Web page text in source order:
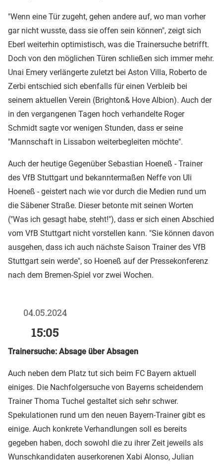
"Wenn eine Tür zugeht, gehen andere auf, wo man vorher
gar nicht wusste, dass sie offen sein können", zeigt sich
Eberl weiterhin optimistisch, was die Trainersuche betrifft.
Doch von den möglichen Türen schließen sich immer mehr.
Unai Emery verlängerte zuletzt bei Aston Villa, Roberto de
Zerbi entschied sich ebenfalls für einen Verbleib bei
seinem aktuellen Verein (Brighton& Hove Albion). Auch der
in den vergangenen Tagen hoch verhandelte Roger
Schmidt sagte vor wenigen Stunden, dass er seine
"Mannschaft in Lissabon weiterbegleiten möchte".
Auch der heutige Gegenüber Sebastian Hoeneß - Trainer
des VfB Stuttgart und bekanntermaßen Neffe von Uli
Hoeneß - geistert nach wie vor durch die Medien rund um
die Säbener Straße. Dieser betonte mit seinen Worten
("Was ich gesagt habe, steht!"), dass er sich einen Abschied
vom VfB Stuttgart nicht vorstellen kann. "Sie können davon
ausgehen, dass ich auch nächste Saison Trainer des VfB
Stuttgart sein werde", so Hoeneß auf der Pressekonferenz
nach dem Bremen-Spiel vor zwei Wochen.
04.05.2024
15:05
Trainersuche: Absage über Absagen
Auch neben dem Platz tut sich beim FC Bayern aktuell
einiges. Die Nachfolgersuche von Bayerns scheidendem
Trainer Thoma Tuchel gestaltet sich sehr schwer.
Spekulationen rund um den neuen Bayern-Trainer gibt es
einige. Auch konkrete Verhandlungen soll es bereits
gegeben haben, doch sowohl die zu ihrer Zeit jeweils als
Wunschkandidaten auserkorenen Xabi Alonso, Julian